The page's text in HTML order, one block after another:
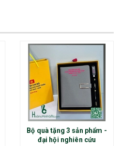
Bộ quà tặng 3 sản phẩm -
đại hội nghiên cứu